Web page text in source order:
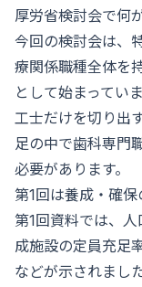
厚労省検討会で何
今回の検討会は、
療関係職種全体を
として始まってい
工士だけを切り出
足の中で歯科専門
必要があります。
第1回は養成・確
第1回資料では、
成施設の定員充足
などが示されまし